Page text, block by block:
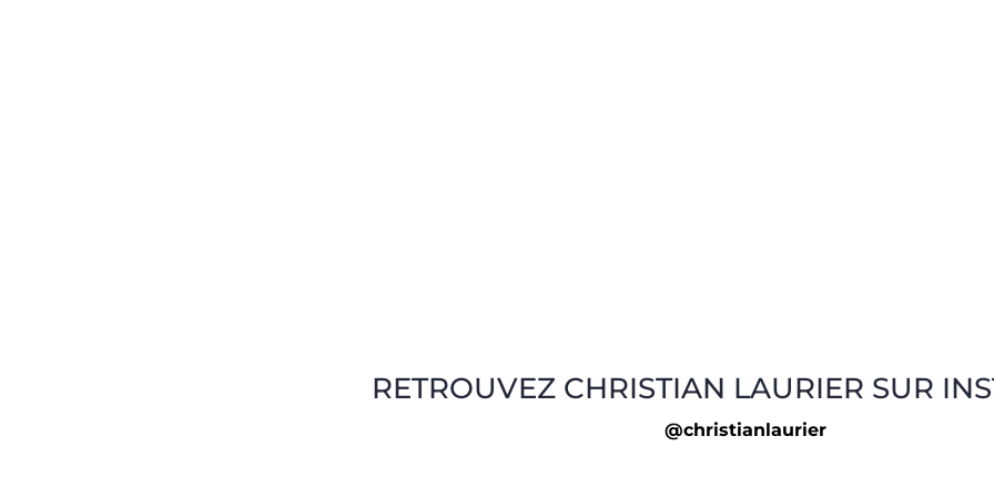
RETROUVEZ CHRISTIAN LAURIER SUR
@christianlaurier